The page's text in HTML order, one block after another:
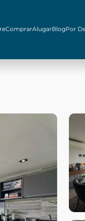
ComprarAlugarBlogPor